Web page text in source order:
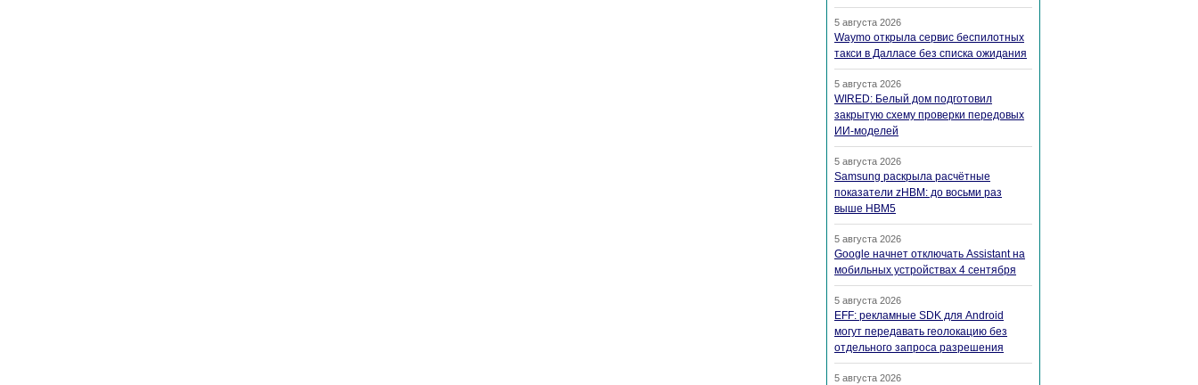
5 августа 2026
Waymo открыла сервис беспилотных
такси в Далласе без списка ожидания
5 августа 2026
WIRED: Белый дом подготовил
закрытую схему проверки передовых
ИИ-моделей
5 августа 2026
Samsung раскрыла расчётные
показатели zHBM: до восьми раз
выше HBM5
5 августа 2026
Google начнет отключать Assistant на
мобильных устройствах 4 сентября
5 августа 2026
EFF: рекламные SDK для Android
могут передавать геолокацию без
отдельного запроса разрешения
5 августа 2026